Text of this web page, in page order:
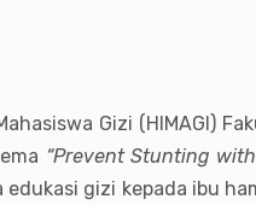
Gizi (HIMAGI)
“Prevent Stunting
gizi kepada ibu